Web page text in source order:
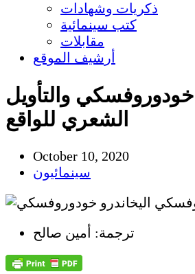
ذكريات وشهادات
كتب سينمائية
مقابلات
أرشيف الموقع
خودوروفسكي والتأويل
الشعري للواقع
October 10, 2020
سينمائيون
ترجمة: أمين صالح